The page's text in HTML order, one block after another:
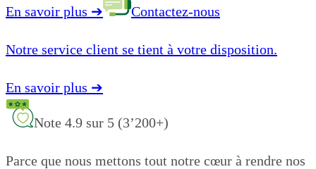
En savoir plus ➔ Contactez-nous
Notre service client se tient à votre disposition.
En savoir plus ➔
Note 4.9 sur 5 (3’200+)
Parce que nous mettons tout notre cœur à rendre nos